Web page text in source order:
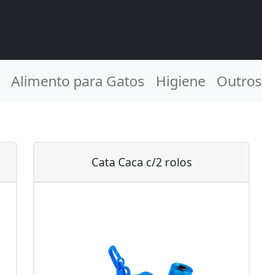
Alimento para Gatos Higiene Outros
Cata Caca c/2 rolos